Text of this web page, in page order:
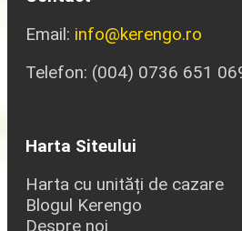
Email: info@kerengo.ro
Telefon: (004) 0736 651
Harta Siteului
Harta cu unități de cazare
Blogul Kerengo
Despre noi